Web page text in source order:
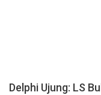
Delphi Ujung: LS